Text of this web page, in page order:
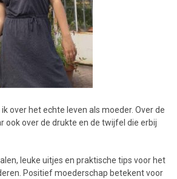
over het echte leven als moeder. Over de
ook over de drukte en de twijfel die erbij
leuke uitjes en praktische tips voor het
Positief moederschap betekent voor